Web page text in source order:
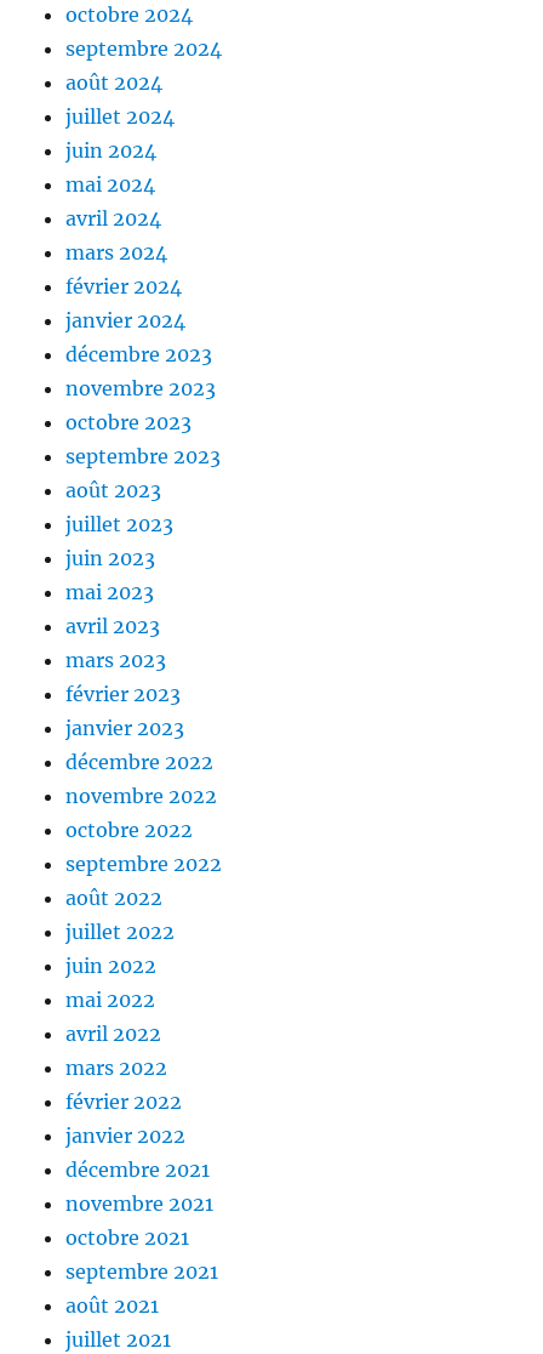
octobre 2024
septembre 2024
août 2024
juillet 2024
juin 2024
mai 2024
avril 2024
mars 2024
février 2024
janvier 2024
décembre 2023
novembre 2023
octobre 2023
septembre 2023
août 2023
juillet 2023
juin 2023
mai 2023
avril 2023
mars 2023
février 2023
janvier 2023
décembre 2022
novembre 2022
octobre 2022
septembre 2022
août 2022
juillet 2022
juin 2022
mai 2022
avril 2022
mars 2022
février 2022
janvier 2022
décembre 2021
novembre 2021
octobre 2021
septembre 2021
août 2021
juillet 2021